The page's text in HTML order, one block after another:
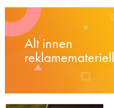
Alt innen
reklamemateriell